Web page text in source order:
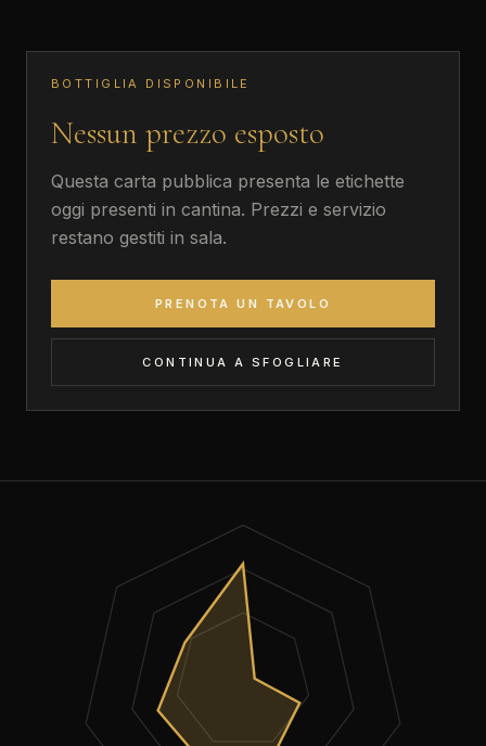
BOTTIGLIA DISPONIBILE
Nessun prezzo esposto
Questa carta pubblica presenta le etichette
oggi presenti in cantina. Prezzi e servizio
restano gestiti in sala.
PRENOTA UN TAVOLO
CONTINUA A SFOGLIARE